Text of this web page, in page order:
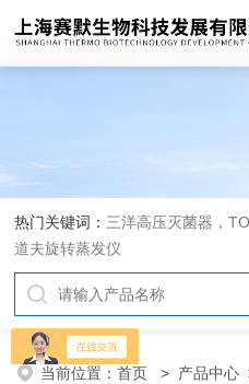
热门关键词： 三洋高压灭菌器，
道夫旋转蒸发仪
当前位置：首页 > 产品中心